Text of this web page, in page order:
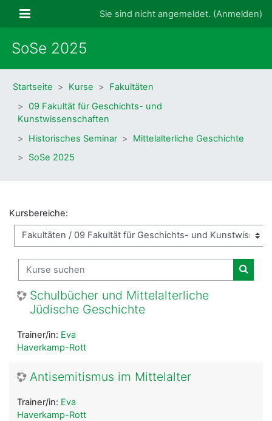
Website-ÜbersichtSie sind nicht angemeldet. (Anmelden)
SoSe 2025
Startseite Kurse
Fakultäten
09 Fakultät für Geschichts- und
Kunstwissenschaften
Historisches Seminar
Mittelalterliche Geschichte
SoSe 2025
Kursbereiche:
Kurse suchen
Kurse
Schulbücher und Mittelalterliche
Jüdische Geschichte
Trainer/in: Eva
Haverkamp-Rott
Antisemitismus im Mittelalter
Trainer/in: Eva
Haverkamp-Rott